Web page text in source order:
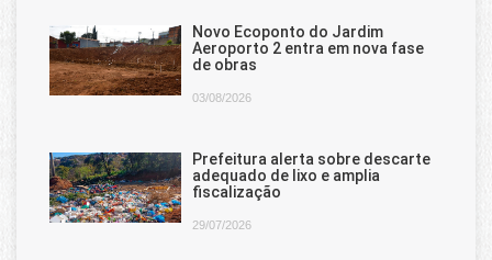
Novo Ecoponto do Jardim
Aeroporto 2 entra em nova fase
de obras
03/08/2026
Prefeitura alerta sobre descarte
adequado de lixo e amplia
fiscalização
29/07/2026